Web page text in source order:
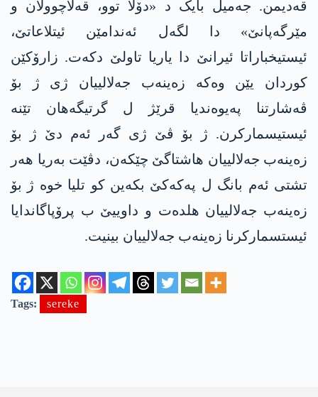
قەدیمن. جەمیل بایک د «دۆلا توو، قەلاچوولان و
مێرگەپانێ» دا لگەل ئەندامێن ئیتلاعاتێ،
ئیستیخباراتا ئیرانێ دا یاریا تاولێ دکەت. زارۆکێن
کوردان یێن وەکە زەینەب جەلالییان ژی ژ بۆ
ڤەشارتنا پەیوەندیا قرێژ ل گرتیگەھان تێنە
ئیستیسمارکرن. ژ بۆ ڤێ ژی گەر ئەم دێ ژ بۆ
زەینەب جەلالییان هاشتاگێ چێکەن، دڤێت بەریا ھەر
تشتی ئەم بانگ ل پەکەکێ بکەین کو تلیا خوە ژ بۆ
زەینەب جەلالییان ھلدەت و داوییێ ب پرۆپاگاندایا
ئیستسمارکرنا زەینەب جەلالییان بینیت.
Tags: sereke